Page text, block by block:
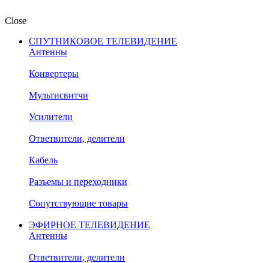
Close
СПУТНИКОВОЕ ТЕЛЕВИДЕНИЕ
Антенны
Конвертеры
Мультисвитчи
Усилители
Ответвители, делители
Кабель
Разъемы и переходники
Сопутствующие товары
ЭФИРНОЕ ТЕЛЕВИДЕНИЕ
Антенны
Ответвители, делители